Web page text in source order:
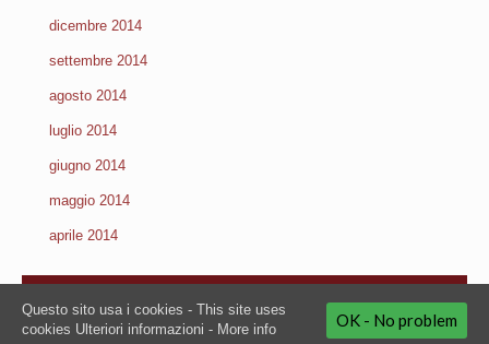
dicembre 2014
settembre 2014
agosto 2014
luglio 2014
giugno 2014
maggio 2014
aprile 2014
Sandrigo – VI Italy – t. +39 0444 659699 – f. +39 0444 659463 – m. +39
348 8550704 – p.iva: 02877900247
Questo sito usa i cookies - This site uses
cookies Ulteriori informazioni - More info OK - No problem